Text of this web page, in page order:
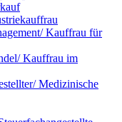
Kauffrau für
Kauffrau im
Medizinische